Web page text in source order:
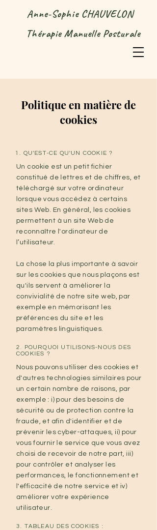
Anne-Sophie CHAUVELON
Thérapie Manuelle Posturale
Politique en matière de
cookies
1. QU'EST-CE QU'UN COOKIE ?
Un cookie est un petit fichier
constitué de lettres et de chiffres, et
téléchargé sur votre ordinateur
lorsque vous accédez à certains
sites Web. En général, les cookies
permettent à un site Web de
reconnaître l'ordinateur de
l’utilisateur.
La chose la plus importante à savoir
sur les cookies que nous plaçons est
qu'ils servent à améliorer la
convivialité de notre site web, par
exemple en mémorisant les
préférences du site et les
paramètres linguistiques.
2. POURQUOI UTILISONS-NOUS DES
COOKIES ?
Nous pouvons utiliser des cookies et
d'autres technologies similaires pour
un certain nombre de raisons, par
exemple : i) pour des besoins de
sécurité ou de protection contre la
fraude, et afin d'identifier et de
prévenir les cyber-attaques, ii) pour
vous fournir le service que vous avez
choisi de recevoir de notre part, iii)
pour contrôler et analyser les
performances, le fonctionnement et
l'efficacité de notre service et iv)
améliorer votre expérience
utilisateur.
3. TABLEAU DES COOKIES :